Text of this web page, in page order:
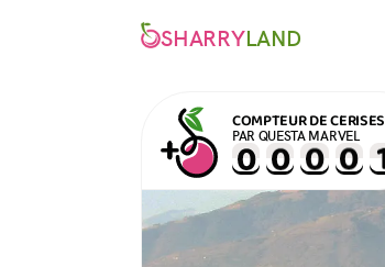
SHARRYLAND
COMPTEUR DE CERISES
PAR QUESTA MARVEL